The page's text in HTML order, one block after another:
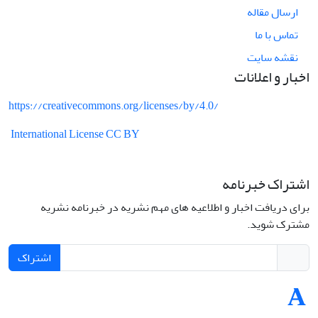
ارسال مقاله
تماس با ما
نقشه سایت
اخبار و اعلانات
https://creativecommons.org/licenses/by/4.0/
International License CC BY
اشتراک خبرنامه
برای دریافت اخبار و اطلاعیه های مهم نشریه در خبرنامه نشریه
مشترک شوید.
اشتراک